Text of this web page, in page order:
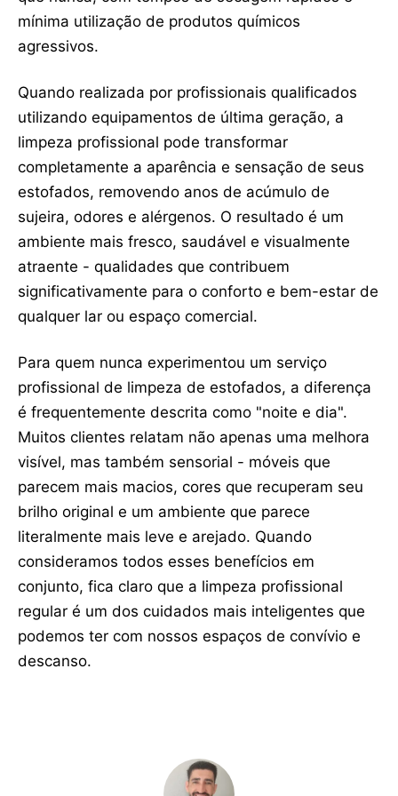
mínima utilização de produtos químicos
agressivos.
Quando realizada por profissionais qualificados
utilizando equipamentos de última geração, a
limpeza profissional pode transformar
completamente a aparência e sensação de seus
estofados, removendo anos de acúmulo de
sujeira, odores e alérgenos. O resultado é um
ambiente mais fresco, saudável e visualmente
atraente - qualidades que contribuem
significativamente para o conforto e bem-estar de
qualquer lar ou espaço comercial.
Para quem nunca experimentou um serviço
profissional de limpeza de estofados, a diferença
é frequentemente descrita como "noite e dia".
Muitos clientes relatam não apenas uma melhora
visível, mas também sensorial - móveis que
parecem mais macios, cores que recuperam seu
brilho original e um ambiente que parece
literalmente mais leve e arejado. Quando
consideramos todos esses benefícios em
conjunto, fica claro que a limpeza profissional
regular é um dos cuidados mais inteligentes que
podemos ter com nossos espaços de convívio e
descanso.